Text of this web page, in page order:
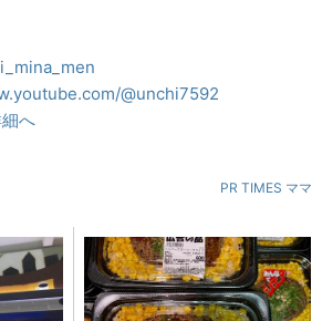
@unchi7592
へ
PR TIMES ママ